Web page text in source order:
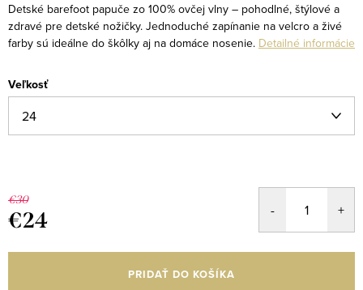
Detské barefoot papuče zo 100% ovčej vlny – pohodlné, štýlové a
zdravé pre detské nožičky. Jednoduché zapínanie na velcro a živé
farby sú ideálne do škôlky aj na domáce nosenie. Detailné informácie
Veľkosť
€30
€24
cena:
PRIDAŤ DO KOŠÍKA